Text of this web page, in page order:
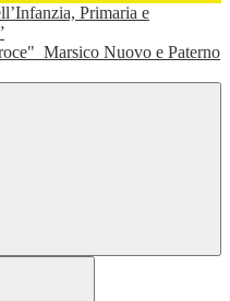
Marsico Nuovo e Paterno